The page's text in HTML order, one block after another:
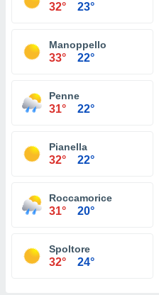
32° 23°
Manoppello
33° 22°
Penne
31° 22°
Pianella
32° 22°
Roccamorice
31° 20°
Spoltore
32° 24°